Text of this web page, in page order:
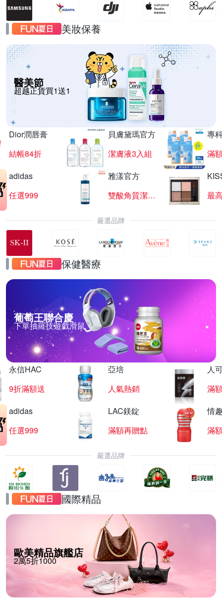
美妝保養
醫美節
超越正貨買1送1
Dior潤唇膏
結帳84折
貝膚黛瑪官方
潔膚液3入組
專
滿
adidas
任選999
雅漾官方
雙酸角質潔膚露
最
嚴選品牌
保健醫療
葡萄王聯合慶
下單抽羅技遊戲滑鼠
永信HAC
9折滿額送
亞培
人氣熱銷
人
滿
adidas
任選999
LAC鎂錠
滿額再贈點
情
滿
嚴選品牌
國際精品
歐美精品旗艦店
2萬5折1000